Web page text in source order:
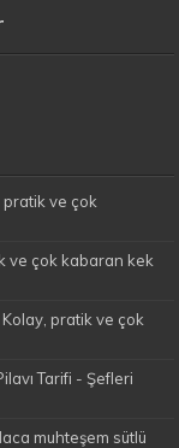
ve çok
ve çok kabaran kek
pratik ve çok
Tarifi - Şefleri
muhteşem sütlü